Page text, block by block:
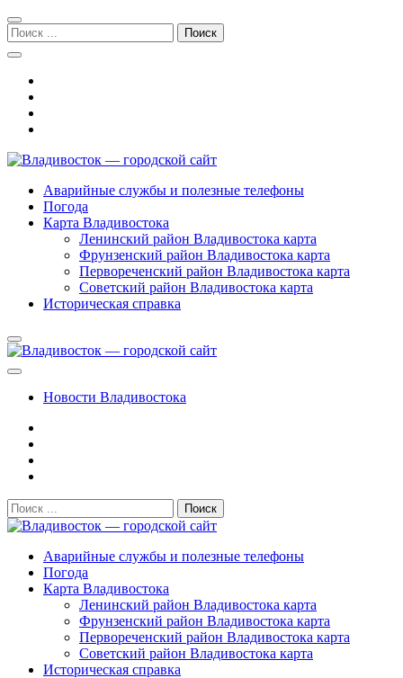
Перейти
к
навигации
Перейти
к
содержимому
Поиск:
Владивосток — городской сайт
Аварийные службы и полезные телефоны
Погода
Карта Владивостока
Ленинский район Владивостока карта
Фрунзенский район Владивостока карта
Первореченский район Владивостока карта
Советский район Владивостока карта
Историческая справка
Новости Владивостока
Поиск:
Владивосток — городской сайт
Аварийные службы и полезные телефоны
Погода
Карта Владивостока
Ленинский район Владивостока карта
Фрунзенский район Владивостока карта
Первореченский район Владивостока карта
Советский район Владивостока карта
Историческая справка